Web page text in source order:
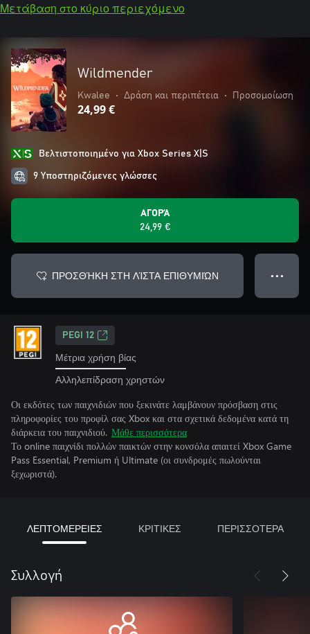
Μετάβαση στο κύριο περιεχόμενο
Wildmender
Kwalee • Δράση και περιπέτεια • Προσομοίωση
24,99 €
Βελτιστοποιημένο για Xbox Series X|S
9 Υποστηριζόμενες γλώσσες
ΑΓΟΡΆ
24,99 €
ΠΡΟΣΘΉΚΗ ΣΤΗ ΛΊΣΤΑ ΕΠΙΘΥΜΙΏΝ ● ● ●
PEGI 12
Μέτρια χρήση βίας
Αλληλεπίδραση χρηστών
Οι εκδότες των παιχνιδιών που ξεκινάτε λαμβάνουν πρόσβαση στις
πληροφορίες του προφίλ σας Xbox και στα σχετικά δεδομένα κατά τη
διάρκεια του παιχνιδιού. Μάθε περισσότερα
Το online παιχνίδι πολλών παικτών στην κονσόλα απαιτεί Xbox Game
Pass Essential, Premium ή Ultimate (οι συνδρομές πωλούνται
ξεχωριστά).
ΛΕΠΤΟΜΕΡΕΙΕΣ ΚΡΙΤΙΚΕΣ ΠΕΡΙΣΣΟΤΕΡΑ
Συλλογή